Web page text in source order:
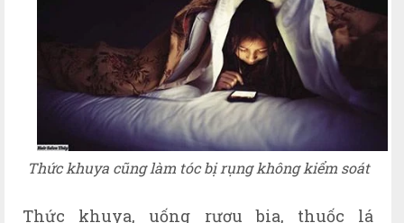
Thức khuya cũng làm tóc bị rụng không kiểm soát
Thức khuya, uống rượu bia, thuốc lá